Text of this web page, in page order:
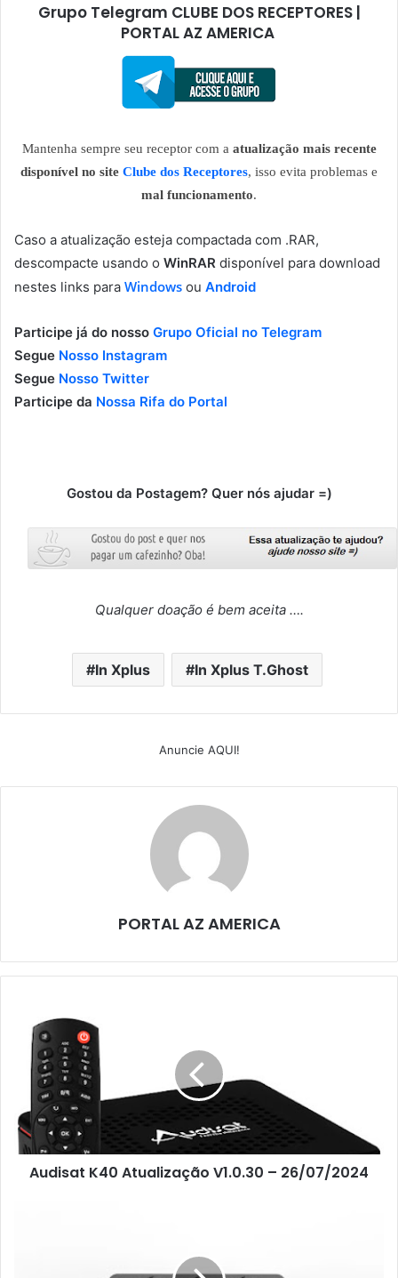
Grupo Telegram CLUBE DOS RECEPTORES |
PORTAL AZ AMERICA
Mantenha sempre seu receptor com a atualização mais recente
disponível no site Clube dos Receptores, isso evita problemas e
mal funcionamento.
Caso a atualização esteja compactada com .RAR,
descompacte usando o WinRAR disponível para download
nestes links para Windows ou Android
Participe já do nosso Grupo Oficial no Telegram
Segue Nosso Instagram
Segue Nosso Twitter
Participe da Nossa Rifa do Portal
Gostou da Postagem? Quer nós ajudar =)
Qualquer doação é bem aceita ….
In Xplus In Xplus T.Ghost
Anuncie AQUI!
PORTAL AZ AMERICA
Audisat K40 Atualização V1.0.30 – 26/07/2024